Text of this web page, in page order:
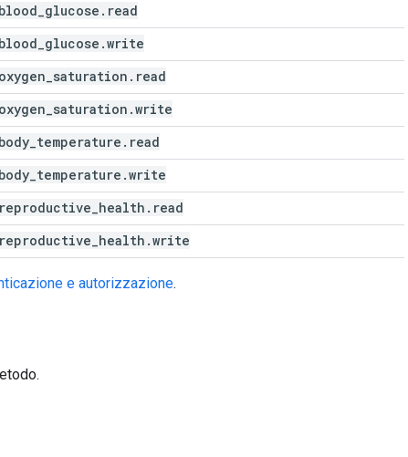
blood glucose . read
blood glucose .write
oxygen saturation . read
oxygen saturation .write
body temperature . read
body temperature .write
reproductive health . read
reproductive health .write
e autorizzazione.